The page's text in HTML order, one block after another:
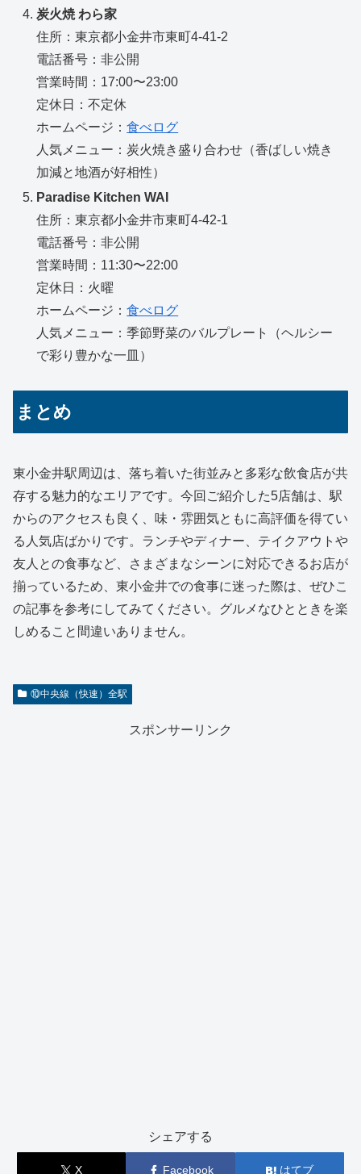
炭火焼 わら家
住所：東京都小金井市東町4-41-2
電話番号：非公開
営業時間：17:00〜23:00
定休日：不定休
ホームページ：食べログ
人気メニュー：炭火焼き盛り合わせ（香ばしい焼き
加減と地酒が好相性）
Paradise Kitchen WAI
住所：東京都小金井市東町4-42-1
電話番号：非公開
営業時間：11:30〜22:00
定休日：火曜
ホームページ：食べログ
人気メニュー：季節野菜のバルプレート（ヘルシー
で彩り豊かな一皿）
まとめ
東小金井駅周辺は、落ち着いた街並みと多彩な飲食店が共
存する魅力的なエリアです。今回ご紹介した5店舗は、駅
からのアクセスも良く、味・雰囲気ともに高評価を得てい
る人気店ばかりです。ランチやディナー、テイクアウトや
友人との食事など、さまざまなシーンに対応できるお店が
揃っているため、東小金井での食事に迷った際は、ぜひこ
の記事を参考にしてみてください。グルメなひとときを楽
しめること間違いありません。
⑩中央線（快速）全駅
スポンサーリンク
シェアする
X Facebook はてブ